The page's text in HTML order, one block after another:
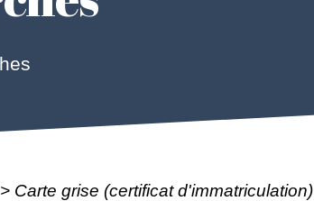
> Carte grise (certificat d'immatriculation)